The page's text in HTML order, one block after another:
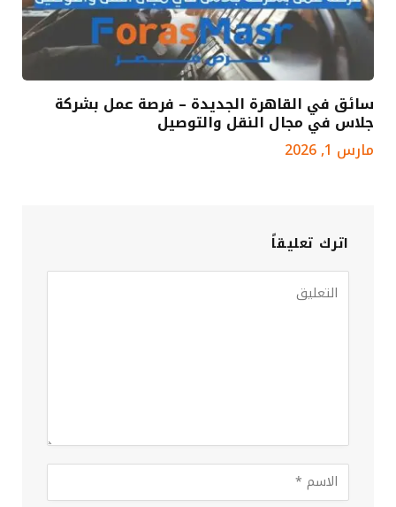
سائق في القاهرة الجديدة – فرصة عمل بشركة
جلاس في مجال النقل والتوصيل
مارس 1, 2026
اترك تعليقاً